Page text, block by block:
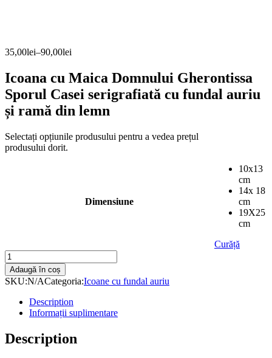
35,00lei–90,00lei
Icoana cu Maica Domnului Gherontissa
Sporul Casei serigrafiată cu fundal auriu
și ramă din lemn
Dimensiune
10x13
cm
14x 18
cm
19X25
cm
Curăță
Icoana
cu
Maica
Domnului
Gherontissa
Sporul
serigrafiată
cu
Adaugă în coș
SKU:N/ACategoria:Icoane cu fundal auriu
Description
Informații suplimentare
Description